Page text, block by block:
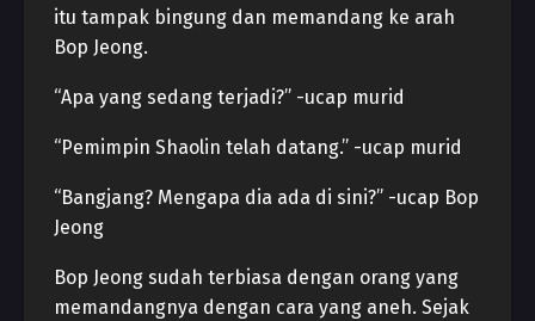
itu tampak bingung dan memandang ke arah
Bop Jeong.
“Apa yang sedang terjadi?” -ucap murid
“Pemimpin Shaolin telah datang.” -ucap murid
“Bangjang? Mengapa dia ada di sini?” -ucap Bop
Jeong
Bop Jeong sudah terbiasa dengan orang yang
memandangnya dengan cara yang aneh. Sejak